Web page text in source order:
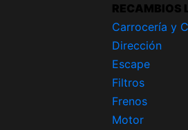
RECAMBIOS
Carrocería y
Dirección
Escape
Filtros
Frenos
Motor